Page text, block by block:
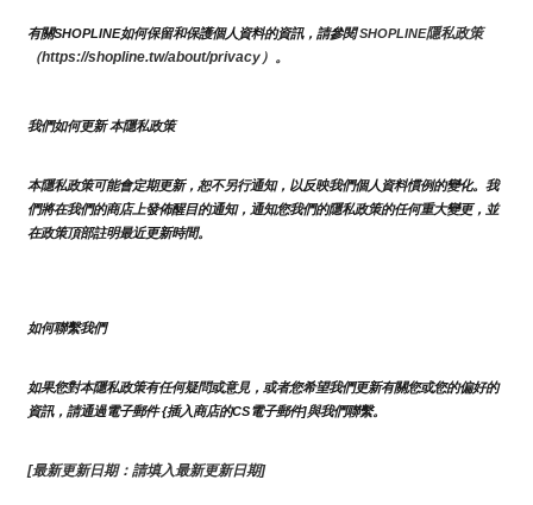
有關SHOPLINE如何保留和保護個人資料的資訊，請參閱 SHOPLINE隱私政策
（https://shopline.tw/about/privacy）。
我們如何更新 本隱私政策
本隱私政策可能會定期更新，恕不另行通知，以反映我們個人資料慣例的變化。我
們將在我們的商店上發佈醒目的通知，通知您我們的隱私政策的任何重大變更，並
在政策頂部註明最近更新時間。
如何聯繫我們
如果您對本隱私政策有任何疑問或意見，或者您希望我們更新有關您或您的偏好的
資訊，請通過電子郵件 {插入商店的CS電子郵件]與我們聯繫。
[最新更新日期：請填入最新更新日期]